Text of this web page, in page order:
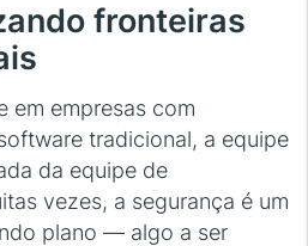
fronteiras
em empresas com
tradicional, a equipe
da equipe de
vezes, a segurança é um
plano — algo a ser